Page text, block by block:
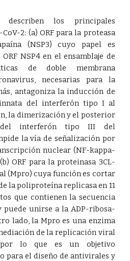
los principales
2: (a) ORF para la proteasa
(NSP3) cuyo papel es
NSP4 en el ensamblaje de
de doble membrana
necesarias para la
antagoniza la inducción de
del interferón tipo I al
la dimerización y el posterior
del interferón tipo III del
la vía de señalización por
nuclear (NF-kappa-
ORF para la proteinasa 3CL-
(Mpro) cuya función es cortar
la poliproteína replicasa en 11
que contienen la secuencia
puede unirse a la ADP-ribosa-
lado, la Mpro es una enzima
de la replicación viral
lo que es un objetivo
para el diseño de antivirales y